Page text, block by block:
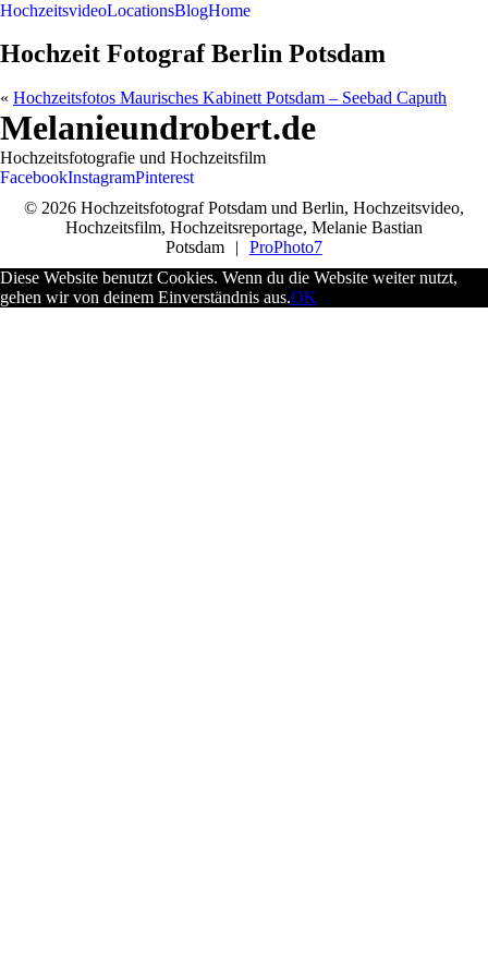
HochzeitsvideoLocationsBlogHome
Hochzeit Fotograf Berlin Potsdam
« Hochzeitsfotos Maurisches Kabinett Potsdam – Seebad Caputh
Melanieundrobert.de
Hochzeitsfotografie und Hochzeitsfilm
FacebookInstagramPinterest
© 2026 Hochzeitsfotograf Potsdam und Berlin, Hochzeitsvideo,
Hochzeitsfilm, Hochzeitsreportage, Melanie Bastian
Potsdam
|
ProPhoto7
Diese Website benutzt Cookies. Wenn du die Website weiter nutzt,
gehen wir von deinem Einverständnis aus.OK